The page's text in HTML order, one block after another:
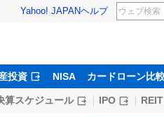
Yahoo! JAPANヘルプ
投資 NISA カードローン比
算スケジュール IPO REIT